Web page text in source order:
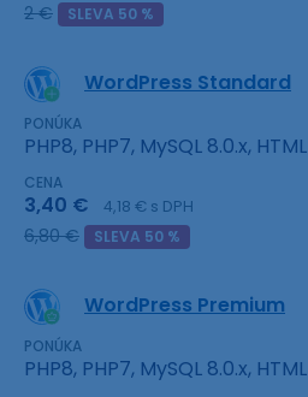
2 € SLEVA 50 %
WordPress Standard
PONÚKA
PHP8, PHP7, MySQL 8.0.x, HTML
CENA
3,40 € 4,18 € s DPH
6,80 € SLEVA 50 %
WordPress Premium
PONÚKA
PHP8, PHP7, MySQL 8.0.x, HTML